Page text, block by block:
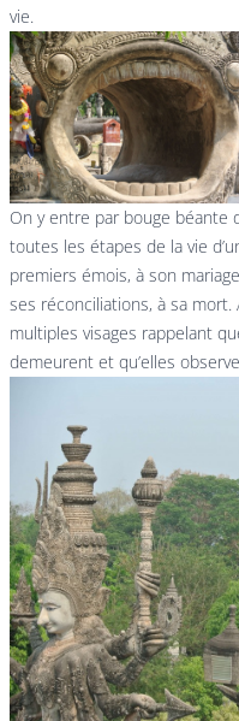
vie.
On y entre par bouge béante
toutes les étapes de la vie
premiers émois, à son
ses réconciliations, à sa
multiples visages rappelant
demeurent et qu’elles